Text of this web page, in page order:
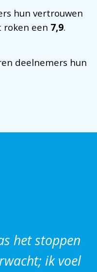
hun vertrouwen
een 7,9.
deelnemers hun
het stoppen
ik voel